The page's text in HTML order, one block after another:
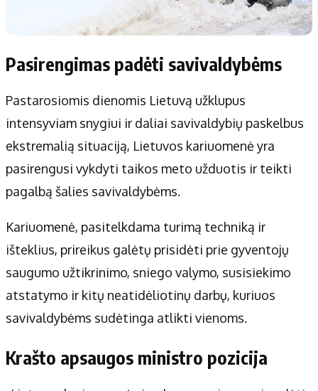
Pasirengimas padėti savivaldybėms
Pastarosiomis dienomis Lietuvą užklupus
intensyviam snygiui ir daliai savivaldybių paskelbus
ekstremalią situaciją, Lietuvos kariuomenė yra
pasirengusi vykdyti taikos meto užduotis ir teikti
pagalbą šalies savivaldybėms.
Kariuomenė, pasitelkdama turimą techniką ir
išteklius, prireikus galėtų prisidėti prie gyventojų
saugumo užtikrinimo, sniego valymo, susisiekimo
atstatymo ir kitų neatidėliotinų darbų, kuriuos
savivaldybėms sudėtinga atlikti vienoms.
Krašto apsaugos ministro pozicija